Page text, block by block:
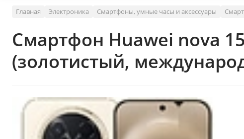
Главная Электроника Смартфоны, умные часы и аксессуары
Смартфон Huawei nova
(золотистый,